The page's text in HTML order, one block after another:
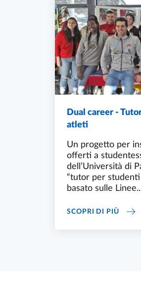
Dual career -
atleti
Un progetto per
offerti a
dell’Università di
“tutor per
basato sulle
SCOPRI DI PIÙDUAL